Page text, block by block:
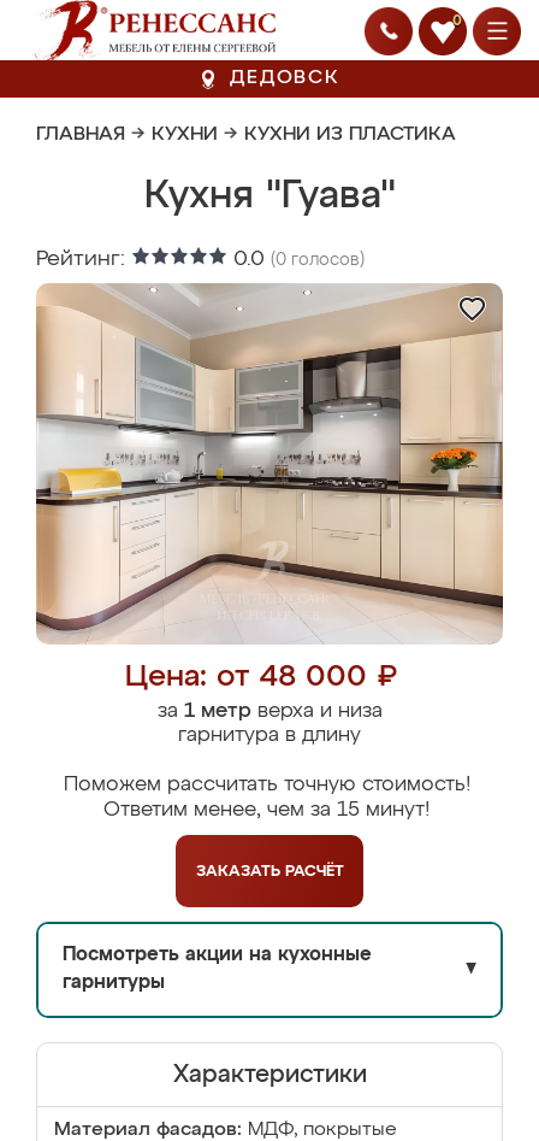
0
ДЕДОВСК
ГЛАВНАЯ → КУХНИ → КУХНИ ИЗ ПЛАСТИКА
Кухня "Гуава"
Рейтинг: 0.0 (0 голосов)
Цена: от 48 000 ₽
за 1 метрверха и низа
гарнитура в длину
Поможем рассчитать точную стоимость!
Ответим менее, чем за 15 минут!
ЗАКАЗАТЬ РАСЧЁТ
Посмотреть акции на кухонные
гарнитуры
▼
Характеристики
Материал фасадов: МДФ, покрытые